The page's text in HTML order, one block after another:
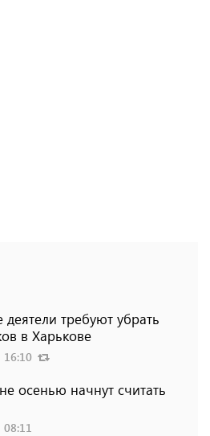
требуют убрать
в Харькове
16:10
осенью начнут считать